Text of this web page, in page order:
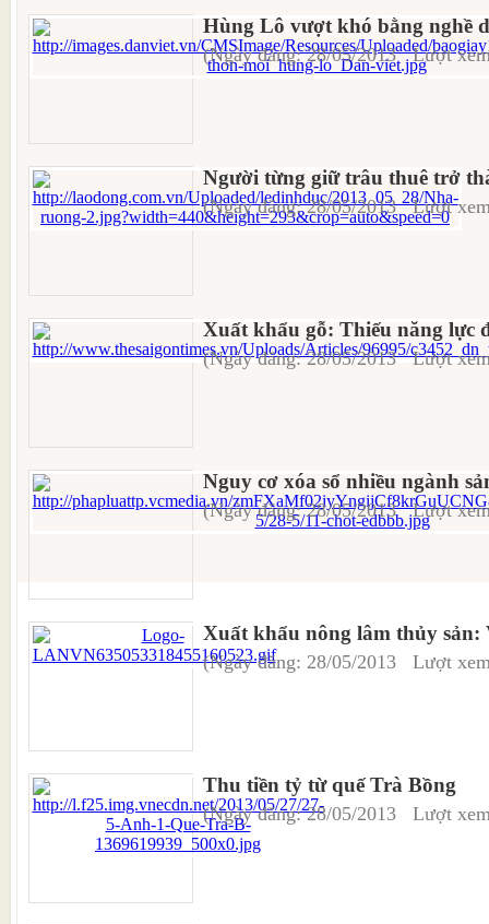
Hùng Lô vượt khó bằng nghề
(Ngày đăng: 28/05/2013 Lượt
Người từng giữ trâu thuê trở
(Ngày đăng: 28/05/2013 Lượt
Xuất khẩu gỗ: Thiếu năng lực
(Ngày đăng: 28/05/2013 Lượt
Nguy cơ xóa sổ nhiều ngành
(Ngày đăng: 28/05/2013 Lượt
Xuất khẩu nông lâm thủy sản:
(Ngày đăng: 28/05/2013 Lượt
Thu tiền tỷ từ quế Trà Bồng
(Ngày đăng: 28/05/2013 Lượt